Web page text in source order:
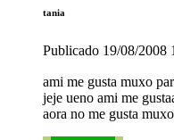
tania
Publicado 19/08/2008
ami me gusta muxo
jeje ueno ami me
aora no me gusta